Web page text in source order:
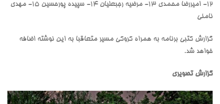
۱۲- امیررضا محمدی ۱۳- مرضیه رجبعلیان ۱۴- سپيده پورحسين ۱۵- مهدی
نامنی
گزارش کتبی برنامه به همراه کروکی مسیر متعاقبا به این نوشته اضافه
خواهد شد.
گزارش تصویری